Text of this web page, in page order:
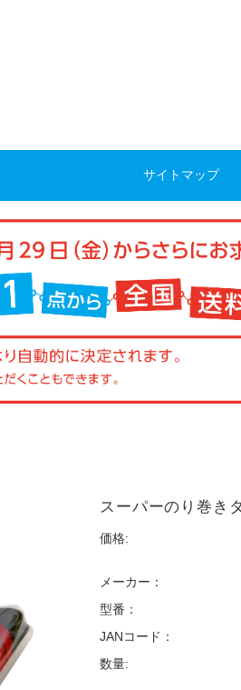
サイトマップ
スーパーのり巻き
価格:
メーカー：
型番：
JANコード：
数量: